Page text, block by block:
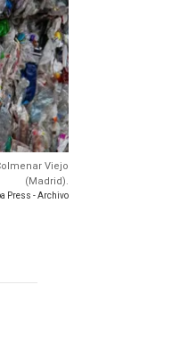
Viejo
(Madrid).
Press - Archivo